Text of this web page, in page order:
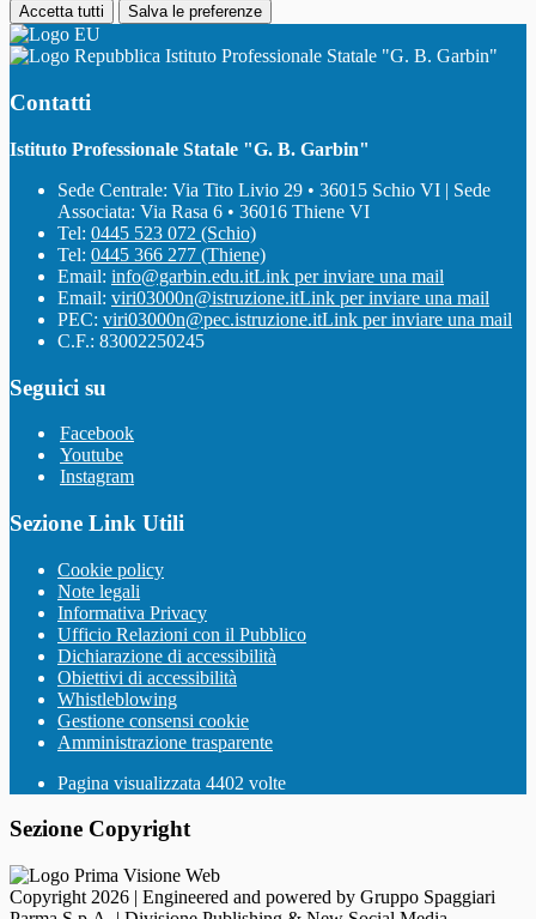
Accetta tutti Salva le preferenze
Istituto Professionale Statale "G. B. Garbin"
Contatti
Istituto Professionale Statale "G. B. Garbin"
Sede Centrale: Via Tito Livio 29 • 36015 Schio VI | Sede
Associata: Via Rasa 6 • 36016 Thiene VI
Tel: 0445 523 072 (Schio)
Tel: 0445 366 277 (Thiene)
Email: info@garbin.edu.itLink per inviare una mail
Email: viri03000n@istruzione.itLink per inviare una mail
PEC: viri03000n@pec.istruzione.itLink per inviare una mail
C.F.: 83002250245
Seguici su
Facebook
Youtube
Instagram
Sezione Link Utili
Cookie policy
Note legali
Informativa Privacy
Ufficio Relazioni con il Pubblico
Dichiarazione di accessibilità
Obiettivi di accessibilità
Whistleblowing
Gestione consensi cookie
Amministrazione trasparente
Pagina visualizzata 4402 volte
Sezione Copyright
Copyright 2026 | Engineered and powered by Gruppo Spaggiari